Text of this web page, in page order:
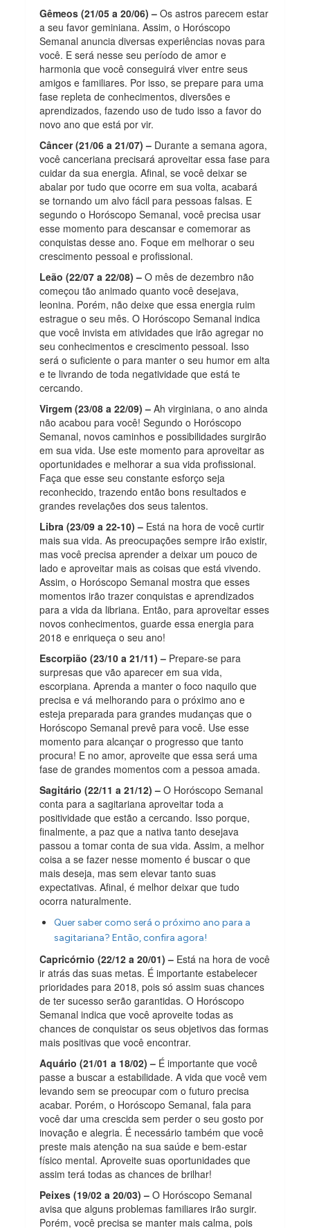
Gêmeos (21/05 a 20/06) – Os astros parecem estar
a seu favor geminiana. Assim, o Horóscopo
Semanal anuncia diversas experiências novas para
você. E será nesse seu período de amor e
harmonia que você conseguirá viver entre seus
amigos e familiares. Por isso, se prepare para uma
fase repleta de conhecimentos, diversões e
aprendizados, fazendo uso de tudo isso a favor do
novo ano que está por vir.
Câncer (21/06 a 21/07) – Durante a semana agora,
você canceriana precisará aproveitar essa fase para
cuidar da sua energia. Afinal, se você deixar se
abalar por tudo que ocorre em sua volta, acabará
se tornando um alvo fácil para pessoas falsas. E
segundo o Horóscopo Semanal, você precisa usar
esse momento para descansar e comemorar as
conquistas desse ano. Foque em melhorar o seu
crescimento pessoal e profissional.
Leão (22/07 a 22/08) – O mês de dezembro não
começou tão animado quanto você desejava,
leonina. Porém, não deixe que essa energia ruim
estrague o seu mês. O Horóscopo Semanal indica
que você invista em atividades que irão agregar no
seu conhecimentos e crescimento pessoal. Isso
será o suficiente o para manter o seu humor em alta
e te livrando de toda negatividade que está te
cercando.
Virgem (23/08 a 22/09) – Ah virginiana, o ano ainda
não acabou para você! Segundo o Horóscopo
Semanal, novos caminhos e possibilidades surgirão
em sua vida. Use este momento para aproveitar as
oportunidades e melhorar a sua vida profissional.
Faça que esse seu constante esforço seja
reconhecido, trazendo então bons resultados e
grandes revelações dos seus talentos.
Libra (23/09 a 22-10) – Está na hora de você curtir
mais sua vida. As preocupações sempre irão existir,
mas você precisa aprender a deixar um pouco de
lado e aproveitar mais as coisas que está vivendo.
Assim, o Horóscopo Semanal mostra que esses
momentos irão trazer conquistas e aprendizados
para a vida da libriana. Então, para aproveitar esses
novos conhecimentos, guarde essa energia para
2018 e enriqueça o seu ano!
Escorpião (23/10 a 21/11) – Prepare-se para
surpresas que vão aparecer em sua vida,
escorpiana. Aprenda a manter o foco naquilo que
precisa e vá melhorando para o próximo ano e
esteja preparada para grandes mudanças que o
Horóscopo Semanal prevê para você. Use esse
momento para alcançar o progresso que tanto
procura! E no amor, aproveite que essa será uma
fase de grandes momentos com a pessoa amada.
Sagitário (22/11 a 21/12) – O Horóscopo Semanal
conta para a sagitariana aproveitar toda a
positividade que estão a cercando. Isso porque,
finalmente, a paz que a nativa tanto desejava
passou a tomar conta de sua vida. Assim, a melhor
coisa a se fazer nesse momento é buscar o que
mais deseja, mas sem elevar tanto suas
expectativas. Afinal, é melhor deixar que tudo
ocorra naturalmente.
Quer saber como será o próximo ano para a
sagitariana? Então, confira agora!
Capricórnio (22/12 a 20/01) – Está na hora de você
ir atrás das suas metas. É importante estabelecer
prioridades para 2018, pois só assim suas chances
de ter sucesso serão garantidas. O Horóscopo
Semanal indica que você aproveite todas as
chances de conquistar os seus objetivos das formas
mais positivas que você encontrar.
Aquário (21/01 a 18/02) – É importante que você
passe a buscar a estabilidade. A vida que você vem
levando sem se preocupar com o futuro precisa
acabar. Porém, o Horóscopo Semanal, fala para
você dar uma crescida sem perder o seu gosto por
inovação e alegria. É necessário também que você
preste mais atenção na sua saúde e bem-estar
físico mental. Aproveite suas oportunidades que
assim terá todas as chances de brilhar!
Peixes (19/02 a 20/03) – O Horóscopo Semanal
avisa que alguns problemas familiares irão surgir.
Porém, você precisa se manter mais calma, pois